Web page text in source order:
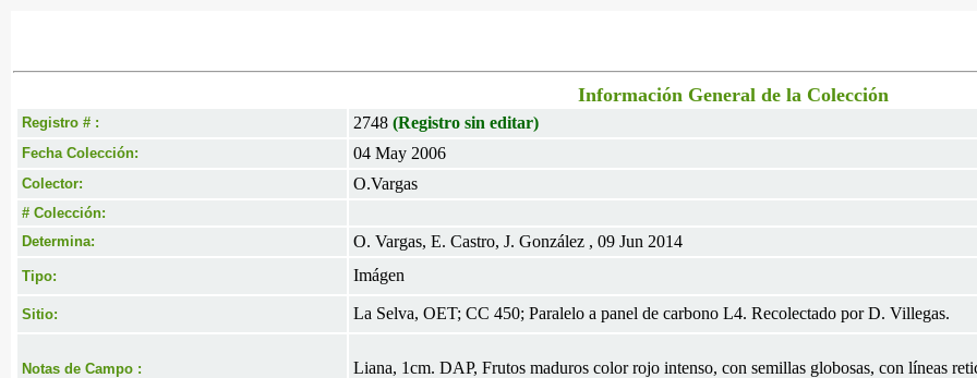
Información General de la Colección
Registro # : 2748 (Registro sin editar)
Fecha Colección: 04 May 2006
Colector: O.Vargas
# Colección:
Determina:
O. Vargas, E. Castro, J. González , 09 Jun 2014
Tipo: Imágen
Sitio: La Selva, OET; CC 450; Paralelo a panel de carbono L4. Recolectado por D. Villegas.
Notas de Campo : Liana, 1cm. DAP, Frutos maduros color rojo intenso, con semillas globosas, con líneas